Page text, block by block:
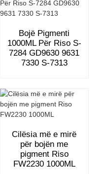
Bojë Pigmenti
1000ML Për Riso S-
7284 GD9630 9631
7330 S-7313
Cilësia më e mirë
për bojën me
pigment Riso
FW2230 1000ML